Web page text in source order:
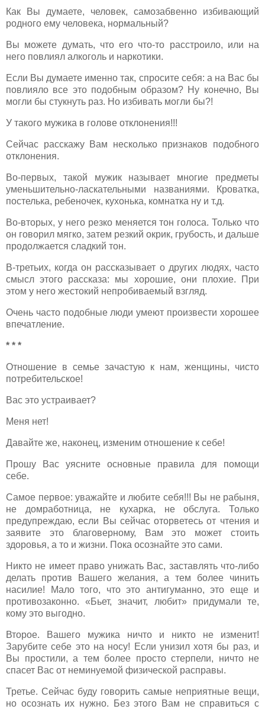
Как Вы думаете, человек, самозабвенно избивающий
родного ему человека, нормальный?
Вы можете думать, что его что-то расстроило, или на
него повлиял алкоголь и наркотики.
Если Вы думаете именно так, спросите себя: а на Вас бы
повлияло все это подобным образом? Ну конечно, Вы
могли бы стукнуть раз. Но избивать могли бы?!
У такого мужика в голове отклонения!!!
Сейчас расскажу Вам несколько признаков подобного
отклонения.
Во-первых, такой мужик называет многие предметы
уменьшительно-ласкательными названиями. Кроватка,
постелька, ребеночек, кухонька, комнатка ну и т.д.
Во-вторых, у него резко меняется тон голоса. Только что
он говорил мягко, затем резкий окрик, грубость, и дальше
продолжается сладкий тон.
В-третьих, когда он рассказывает о других людях, часто
смысл этого рассказа: мы хорошие, они плохие. При
этом у него жестокий непробиваемый взгляд.
Очень часто подобные люди умеют произвести хорошее
впечатление.
* * *
Отношение в семье зачастую к нам, женщины, чисто
потребительское!
Вас это устраивает?
Меня нет!
Давайте же, наконец, изменим отношение к себе!
Прошу Вас уясните основные правила для помощи
себе.
Самое первое: уважайте и любите себя!!! Вы не рабыня,
не домработница, не кухарка, не обслуга. Только
предупреждаю, если Вы сейчас оторветесь от чтения и
заявите это благоверному, Вам это может стоить
здоровья, а то и жизни. Пока осознайте это сами.
Никто не имеет право унижать Вас, заставлять что-либо
делать против Вашего желания, а тем более чинить
насилие! Мало того, что это антигуманно, это еще и
противозаконно. «Бьет, значит, любит» придумали те,
кому это выгодно.
Второе. Вашего мужика ничто и никто не изменит!
Зарубите себе это на носу! Если унизил хотя бы раз, и
Вы простили, а тем более просто стерпели, ничто не
спасет Вас от неминуемой физической расправы.
Третье. Сейчас буду говорить самые неприятные вещи,
но осознать их нужно. Без этого Вам не справиться с